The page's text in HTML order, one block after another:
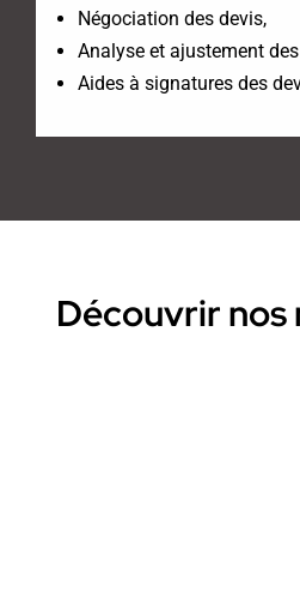
Négociation des devis,
Analyse et ajustement
Aides à signatures des
Découvrir nos